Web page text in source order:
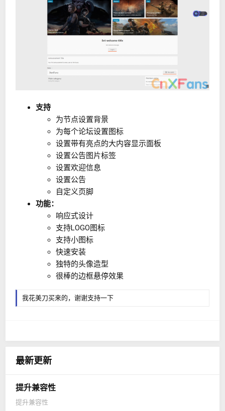
支持
为节点设置背景
为每个论坛设置图标
设置带有亮点的大内容显示面板
设置公告图片标签
设置欢迎信息
设置公告
自定义页脚
功能：
响应式设计
支持LOGO图标
支持小图标
快速安装
独特的头像造型
很棒的边框悬停效果
我花美刀买来的，谢谢支持一下
最新更新
提升兼容性
提升兼容性